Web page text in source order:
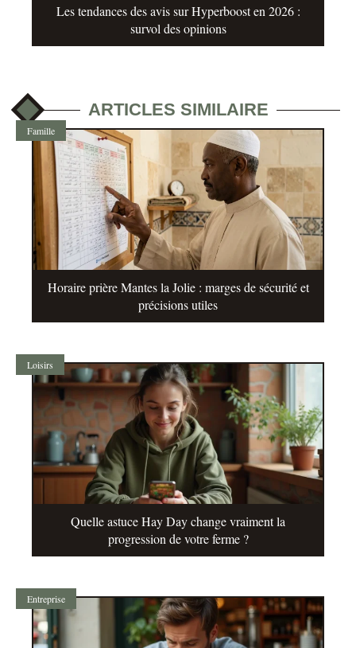
Les tendances des avis sur Hyperboost en 2026 :
survol des opinions
ARTICLES SIMILAIRE
Famille
Horaire prière Mantes la Jolie : marges de sécurité et
précisions utiles
Loisirs
Quelle astuce Hay Day change vraiment la
progression de votre ferme ?
Entreprise